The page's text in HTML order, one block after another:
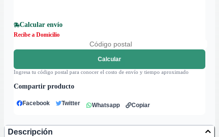
Calcular envío
Recibe a Domicilio
Calcular
Ingresa tu código postal para conocer el costo de envío y tiempo aproximado
Compartir producto
Facebook Twitter Whatsapp Copiar
Descripción